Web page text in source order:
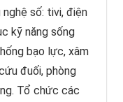
số: tivi, điện
kỹ năng sống
bạo lực, xâm
đuối, phòng
Tổ chức các